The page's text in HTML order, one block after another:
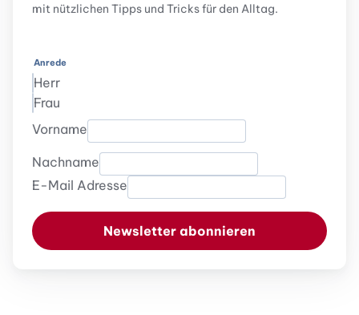
mit nützlichen Tipps und Tricks für den Alltag.
Anrede
Herr
Frau
Vorname
Nachname
E-Mail Adresse
Newsletter abonnieren